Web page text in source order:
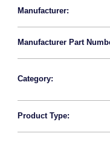
Manufacturer:
Manufacturer Part
Category:
Product Type: